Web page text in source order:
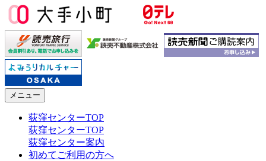
メニュー
荻窪センターTOP
荻窪センターTOP
荻窪センター案内
初めてご利用の方へ